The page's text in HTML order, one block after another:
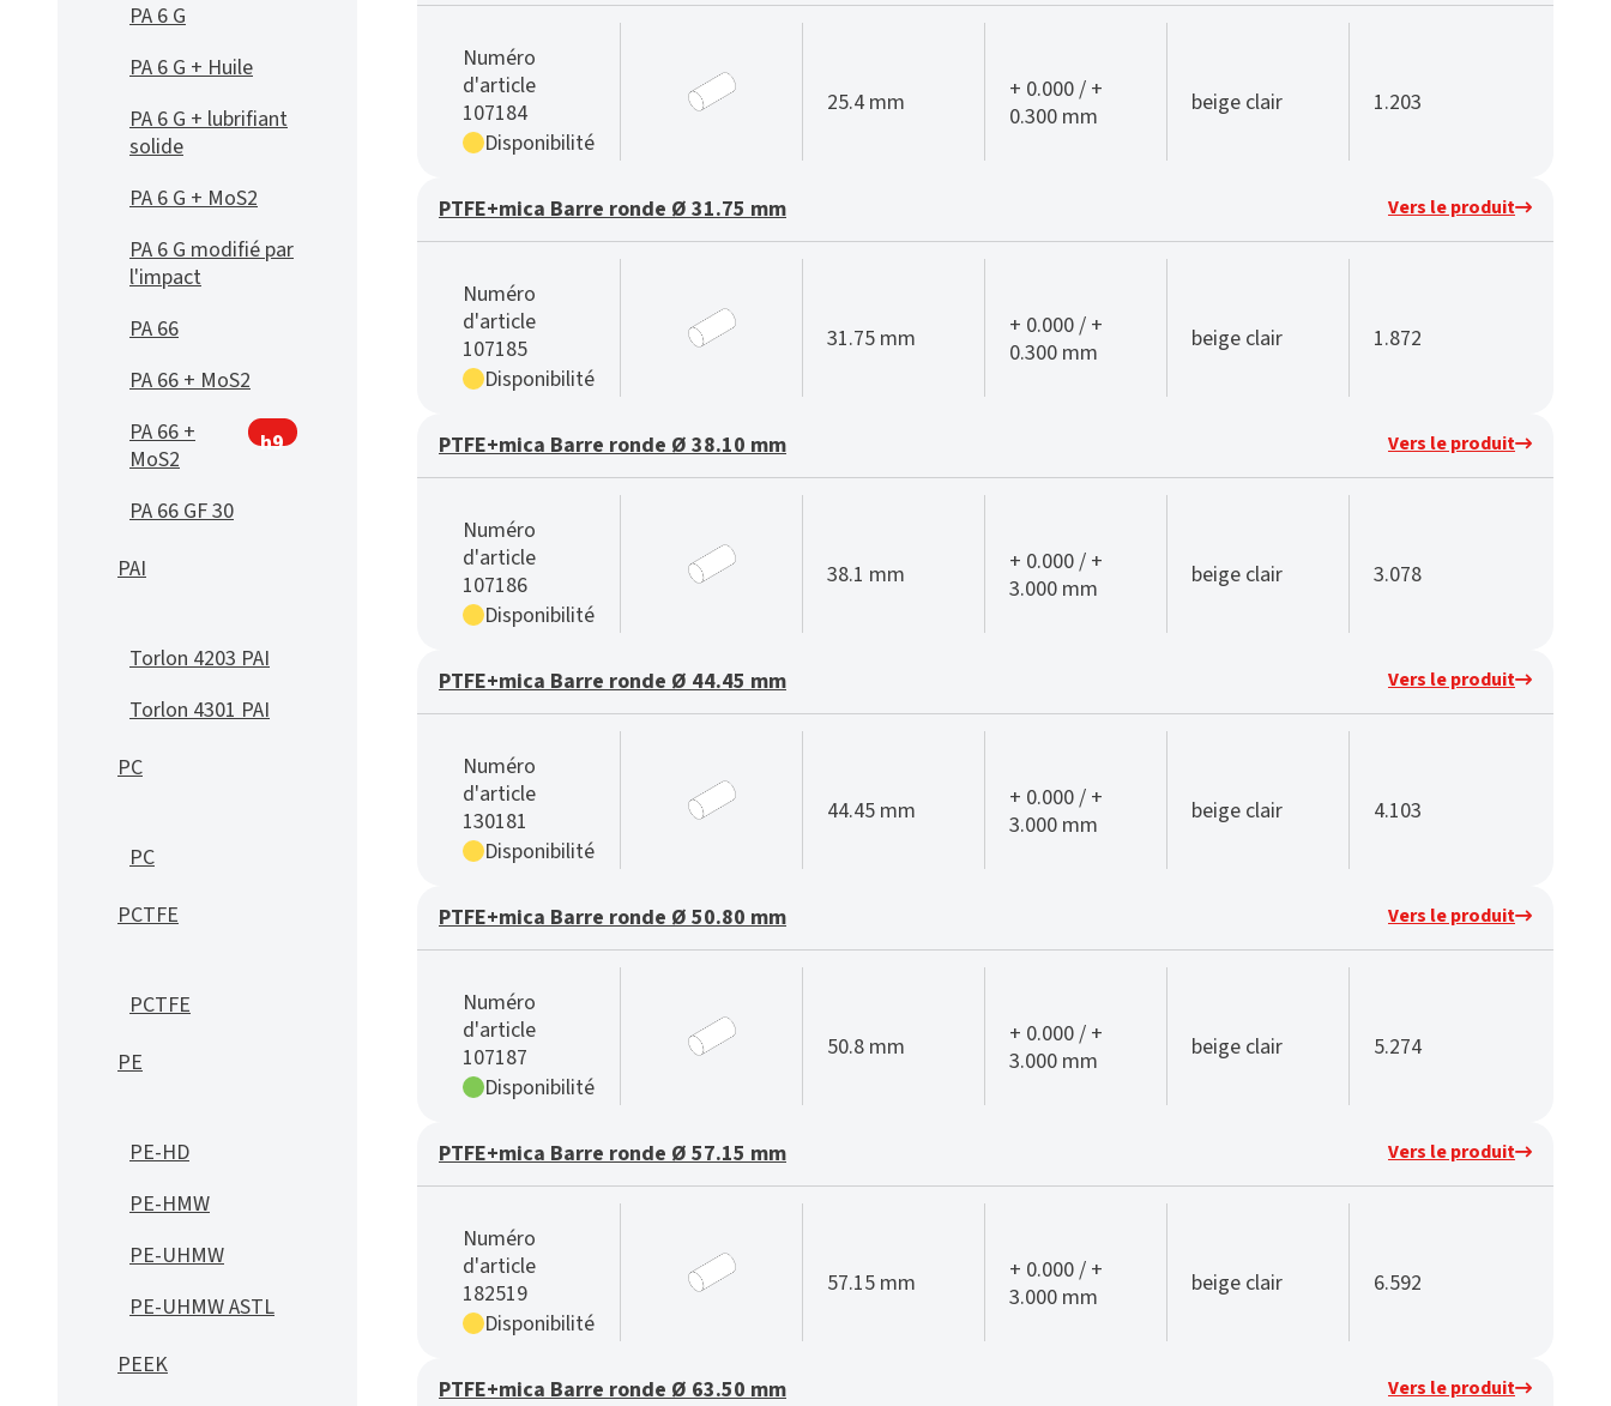
PA 6 G
PA 6 G + Huile
PA 6 G + lubrifiant
solide
PA 6 G + MoS2
PA 6 G modifié par
l'impact
PA 66
PA 66 + MoS2
PA 66 +
MoS2
h9
PA 66 GF 30
PAI
Torlon 4203 PAI
Torlon 4301 PAI
PC
PC
PCTFE
PCTFE
PE
PE-HD
PE-HMW
PE-UHMW
PE-UHMW ASTL
PEEK
Numéro
d'article
107184
Disponibilité
25.4 mm
+ 0.000 / +
0.300 mm
beige clair 1.203
PTFE+mica Barre ronde Ø 31.75 mm Vers le produit
Numéro
d'article
107185
Disponibilité
31.75 mm
+ 0.000 / +
0.300 mm
beige clair 1.872
PTFE+mica Barre ronde Ø 38.10 mm Vers le produit
Numéro
d'article
107186
Disponibilité
38.1 mm
+ 0.000 / +
3.000 mm
beige clair 3.078
PTFE+mica Barre ronde Ø 44.45 mm Vers le produit
Numéro
d'article
130181
Disponibilité
44.45 mm
+ 0.000 / +
3.000 mm
beige clair 4.103
PTFE+mica Barre ronde Ø 50.80 mm Vers le produit
Numéro
d'article
107187
Disponibilité
50.8 mm
+ 0.000 / +
3.000 mm
beige clair 5.274
PTFE+mica Barre ronde Ø 57.15 mm Vers le produit
Numéro
d'article
182519
Disponibilité
57.15 mm
+ 0.000 / +
3.000 mm
beige clair 6.592
PTFE+mica Barre ronde Ø 63.50 mm Vers le produit